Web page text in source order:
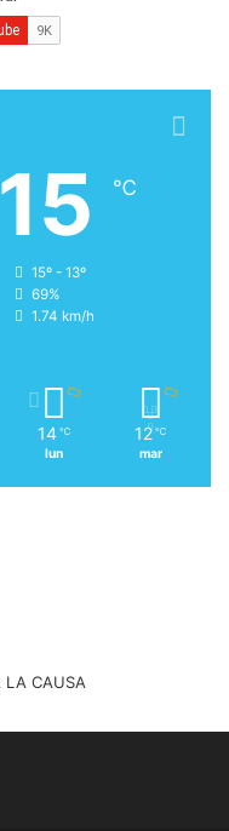
15 ℃
15º - 13º
69%
1.74 km/h
14 ℃
lun
12 ℃
mar